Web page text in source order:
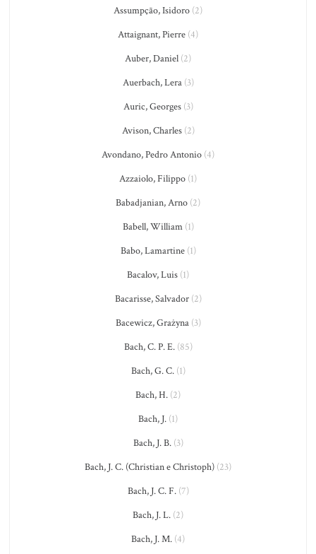
Assumpção, Isidoro (2)
Attaignant, Pierre (4)
Auber, Daniel (2)
Auerbach, Lera(3)
Auric, Georges(3)
Avison, Charles(2)
Avondano, Pedro Antonio (4)
Azzaiolo, Filippo (1)
Babadjanian, Arno (2)
Babell, William(1)
Babo, Lamartine(1)
Bacalov, Luis (1)
Bacarisse, Salvador(2)
Bacewicz, Grażyna(3)
Bach, C. P. E.(85)
Bach, G. C.(1)
Bach, H. (2)
Bach, J. (1)
Bach, J. B.(3)
Bach, J. C. (Christian e Christoph) (23)
Bach, J. C. F.(7)
Bach, J. L. (2)
Bach, J. M. (4)